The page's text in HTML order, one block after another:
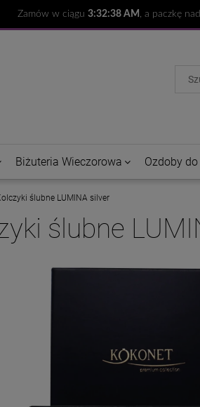
Zamów w ciągu 3:32:37 AM , a paczkę
Biżuteria Wieczorowa Ozdoby do
ślubne LUMINA silver
ślubne